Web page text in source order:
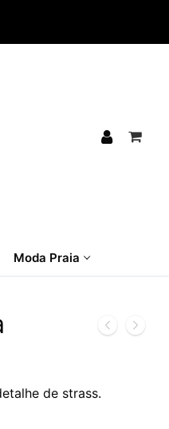
Moda Praia
de strass.